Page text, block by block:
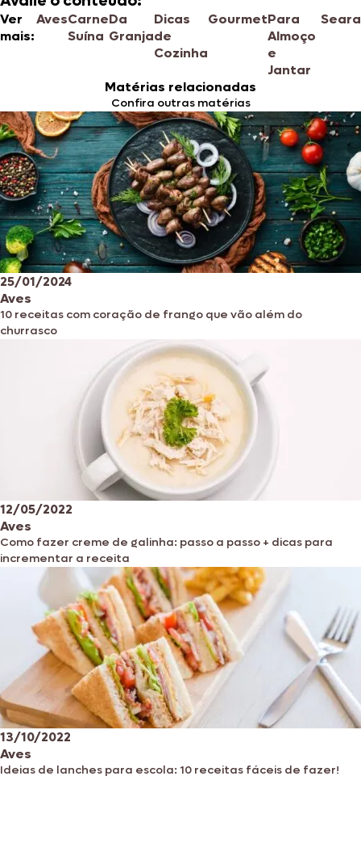
Ver
mais:
AvesCarne
Suína
Da
Granja
Dicas
de
Cozinha
GourmetPara
Almoço
e
Jantar
Seara
Matérias relacionadas
Confira outras matérias
25/01/2024
Aves
10 receitas com coração de frango que vão além do
churrasco
12/05/2022
Aves
Como fazer creme de galinha: passo a passo + dicas para
incrementar a receita
13/10/2022
Aves
Ideias de lanches para escola: 10 receitas fáceis de fazer!